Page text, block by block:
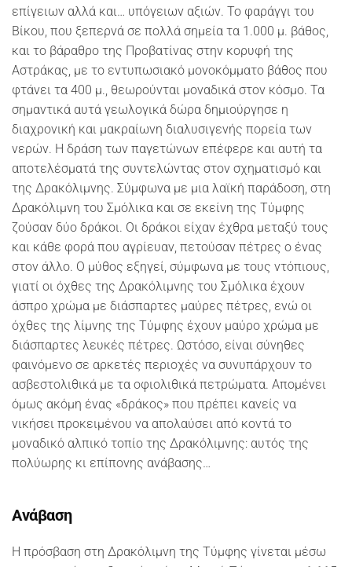
επίγειων αλλά και… υπόγειων αξιών. Το φαράγγι του
Βίκου, που ξεπερνά σε πολλά σημεία τα 1.000 μ. βάθος,
και το βάραθρο της Προβατίνας στην κορυφή της
Αστράκας, με το εντυπωσιακό μονοκόμματο βάθος που
φτάνει τα 400 μ., θεωρούνται μοναδικά στον κόσμο. Τα
σημαντικά αυτά γεωλογικά δώρα δημιούργησε η
διαχρονική και μακραίωνη διαλυσιγενής πορεία των
νερών. Η δράση των παγετώνων επέφερε και αυτή τα
αποτελέσματά της συντελώντας στον σχηματισμό και
της Δρακόλιμνης. Σύμφωνα με μια λαϊκή παράδοση, στη
Δρακόλιμνη του Σμόλικα και σε εκείνη της Τύμφης
ζούσαν δύο δράκοι. Οι δράκοι είχαν έχθρα μεταξύ τους
και κάθε φορά που αγρίευαν, πετούσαν πέτρες ο ένας
στον άλλο. Ο μύθος εξηγεί, σύμφωνα με τους ντόπιους,
γιατί οι όχθες της Δρακόλιμνης του Σμόλικα έχουν
άσπρο χρώμα με διάσπαρτες μαύρες πέτρες, ενώ οι
όχθες της λίμνης της Τύμφης έχουν μαύρο χρώμα με
διάσπαρτες λευκές πέτρες. Ωστόσο, είναι σύνηθες
φαινόμενο σε αρκετές περιοχές να συνυπάρχουν το
ασβεστολιθικά με τα οφιολιθικά πετρώματα. Απομένει
όμως ακόμη ένας «δράκος» που πρέπει κανείς να
νικήσει προκειμένου να απολαύσει από κοντά το
μοναδικό αλπικό τοπίο της Δρακόλιμνης: αυτός της
πολύωρης κι επίπονης ανάβασης…
Ανάβαση
Η πρόσβαση στη Δρακόλιμνη της Τύμφης γίνεται μέσω